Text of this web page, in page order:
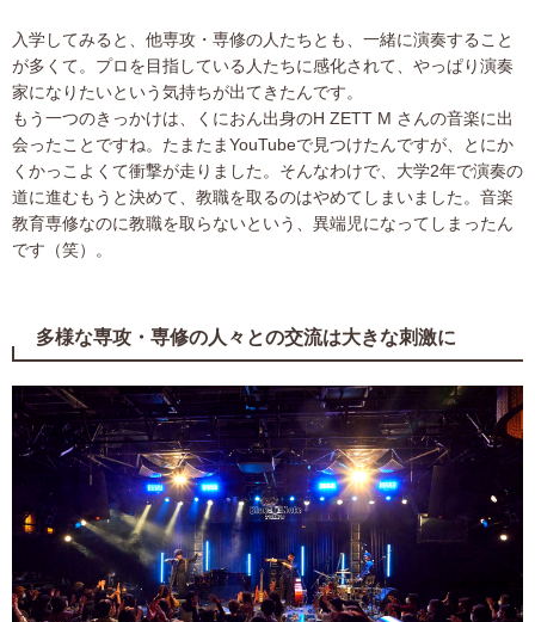
入学してみると、他専攻・専修の人たちとも、一緒に演奏すること
が多くて。プロを目指している人たちに感化されて、やっぱり演奏
家になりたいという気持ちが出てきたんです。
もう一つのきっかけは、くにおん出身のH ZETT M さんの音楽に出
会ったことですね。たまたまYouTubeで見つけたんですが、とにか
くかっこよくて衝撃が走りました。そんなわけで、大学2年で演奏の
道に進むもうと決めて、教職を取るのはやめてしまいました。音楽
教育専修なのに教職を取らないという、異端児になってしまったん
です（笑）。
多様な専攻・専修の人々との交流は大きな刺激に